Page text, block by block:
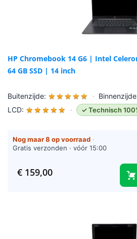
HP Chromebook 14 G6 | Intel
64 GB SSD | 14 inch
Buitenzijde: ★ ★ ★ ★ ★ ·
LCD: ★ ★ ★ ★ ★ · ✓ Technisch
Nog maar 8 op voorraad ·
Gratis verzonden · vóór 15:00
€159,00